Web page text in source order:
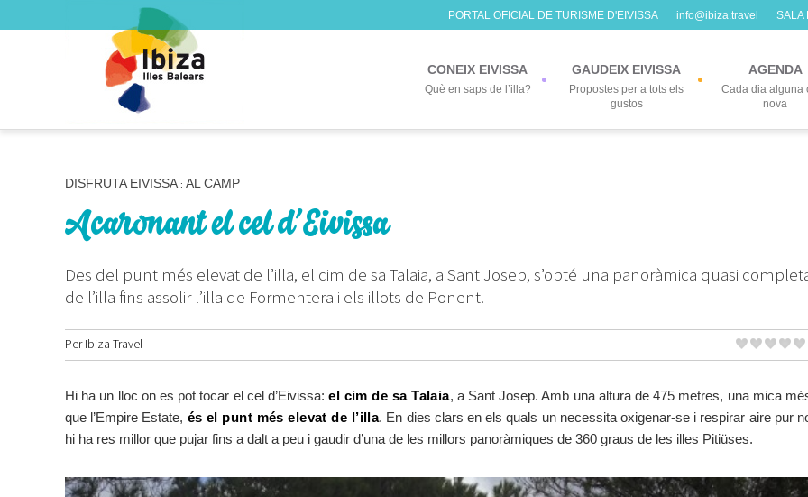
PORTAL OFICIAL DE TURISME D'EIVISSA info@ibiza.travel SALA
CONEIX EIVISSA
Què en saps de l’illa?
GAUDEIX EIVISSA
Propostes per a tots els
gustos
AGENDA
Cada dia alguna
nova
DISFRUTA EIVISSA : AL CAMP
Acaronant el cel d’Eivissa
Des del punt més elevat de l’illa, el cim de sa Talaia, a Sant Josep, s’obté una panoràmica quasi
de l’illa fins assolir l’illa de Formentera i els illots de Ponent.
PerIbiza Travel
Hi ha un lloc on es pot tocar el cel d’Eivissa:el cim de sa Talaia, a Sant Josep. Amb una altura de 475 metres, una mica
que l’Empire Estate, és el punt més elevat de l’illa. En dies clars en els quals un necessita oxigenar-se i respirar aire pur
hi ha res millor que pujar fins a dalt a peu i gaudir d’una de les millors panoràmiques de 360 graus de les illes Pitiüses.